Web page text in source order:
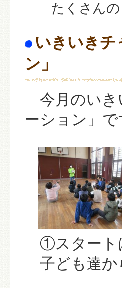
たくさんの
いきいきチ
ン」
今月のいき
ーション」で
①スタート
子ども達か